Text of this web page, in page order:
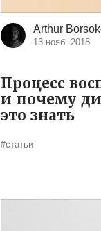
Arthur
13 нояб. 2018
Процесс
и почему
это знать
#статьи